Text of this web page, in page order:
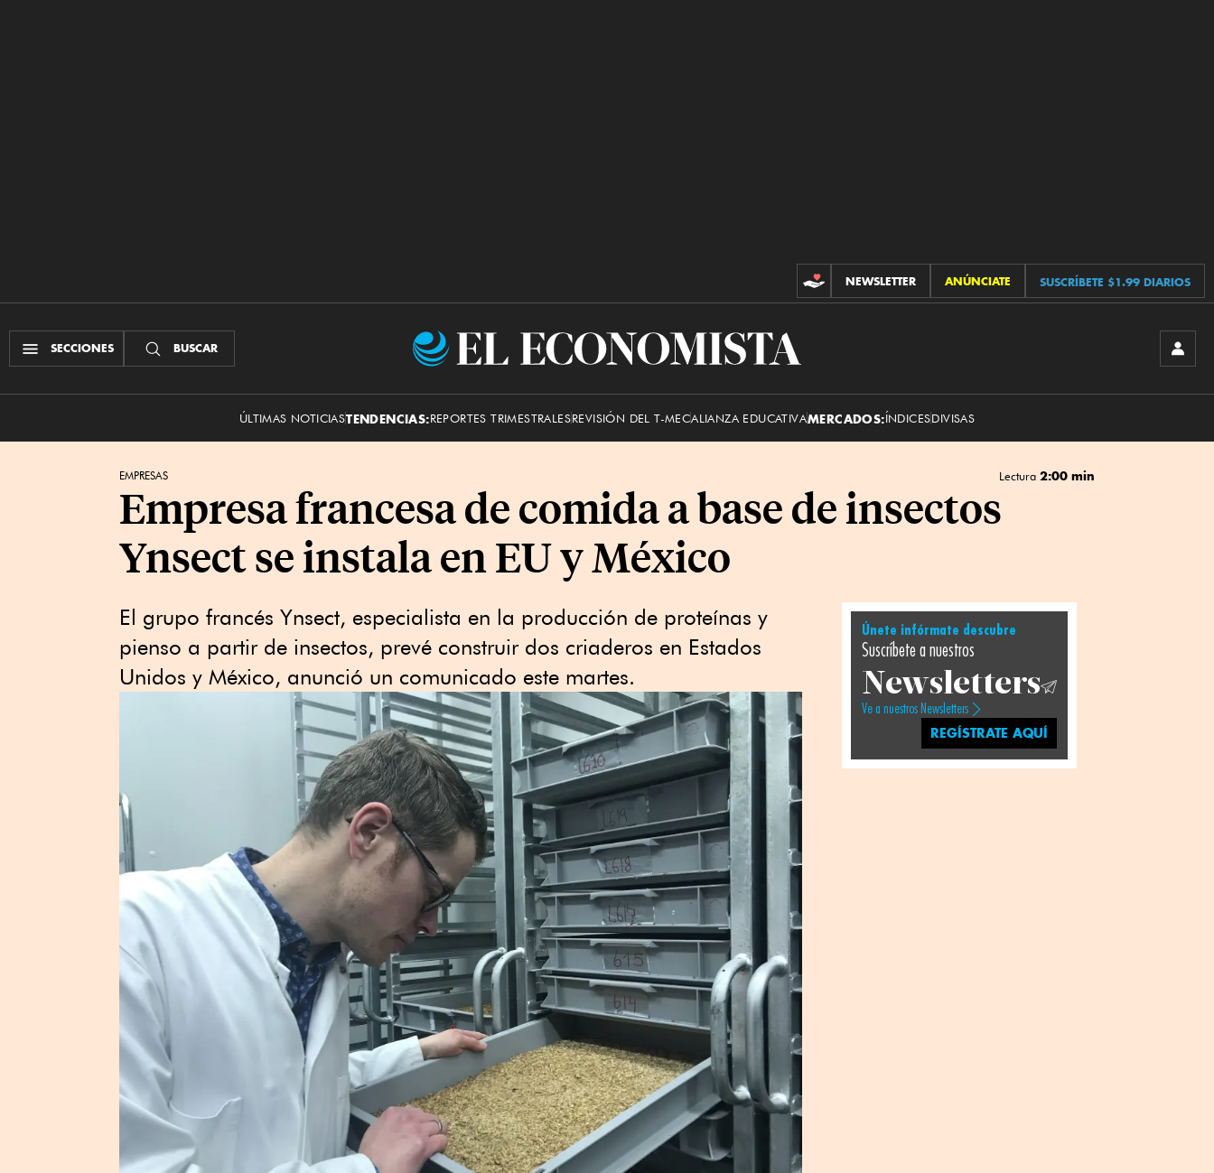
CONTRIBUCIONES
NEWSLETTER ANÚNCIATE SUSCRÍBETE $1.99 DIARIOS
SECCIONES BUSCAR
El
ÚLTIMAS NOTICIASTENDENCIAS:REPORTES TRIMESTRALESREVISIÓN DEL T-MECALIANZA EDUCATIVAMERCADOS:ÍNDICESDIVISAS
EMPRESAS Lectura 2:00 min
Empresa francesa de comida a base de insectos
Ynsect se instala en EU y México
El grupo francés Ynsect, especialista en la producción de proteínas y
pienso a partir de insectos, prevé construir dos criaderos en Estados
Unidos y México, anunció un comunicado este martes.
Únete infórmate descubre
Suscríbete a nuestros
Newsletters
Ve a nuestros Newsletters
REGÍSTRATE AQUÍ